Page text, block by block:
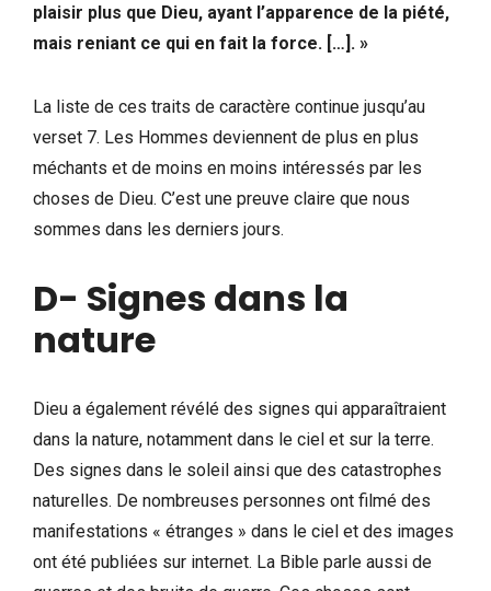
plaisir plus que Dieu, ayant l’apparence de la piété,
mais reniant ce qui en fait la force. […]. »
La liste de ces traits de caractère continue jusqu’au
verset 7. Les Hommes deviennent de plus en plus
méchants et de moins en moins intéressés par les
choses de Dieu. C’est une preuve claire que nous
sommes dans les derniers jours.
D- Signes dans la
nature
Dieu a également révélé des signes qui apparaîtraient
dans la nature, notamment dans le ciel et sur la terre.
Des signes dans le soleil ainsi que des catastrophes
naturelles. De nombreuses personnes ont filmé des
manifestations « étranges » dans le ciel et des images
ont été publiées sur internet. La Bible parle aussi de